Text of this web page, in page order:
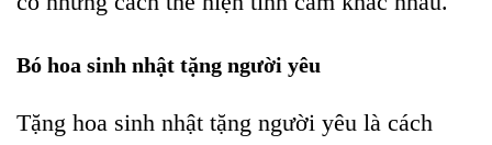
Bó hoa sinh nhật tặng người yêu
Tặng hoa sinh nhật tặng người yêu là cách